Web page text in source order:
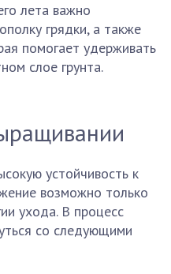
лета важно
грядки, а также
помогает удерживать
слое грунта.
устойчивость к
возможно только
ухода. В процесс
со следующими